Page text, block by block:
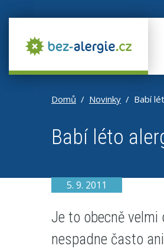
Domů Novinky Babí
Babí léto
5. 9. 2011
Je to obecně velmi
nespadne často